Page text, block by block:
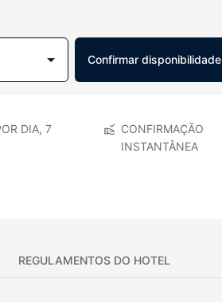
Confirmar disponibilidade
DIA, 7
CONFIRMAÇÃO
INSTANTÂNEA
REGULAMENTOS DO HOTEL